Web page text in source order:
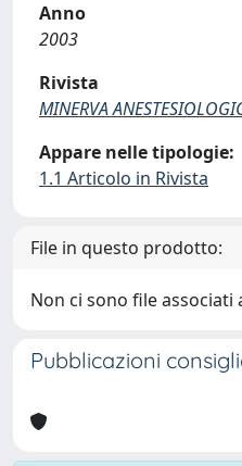
Anno
2003
Rivista
MINERVA
Appare nelle tipologie:
1.1 Articolo in Rivista
File in questo prodotto:
Non ci sono file
Pubblicazioni